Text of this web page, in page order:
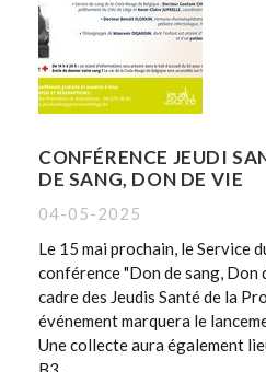
CONFÉRENCE JEUDI
DE SANG, DON DE VIE
04-05-2025
Le 15 mai prochain, le Service
conférence "Don de sang, Don
cadre des Jeudis Santé de la
événement marquera le
Une collecte aura également